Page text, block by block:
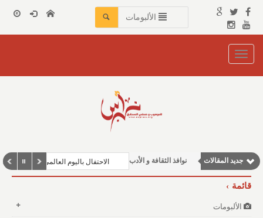
الألبومات
Toggle
navigation
جديد المقالات نوافذ الثقافة و الأدب
مقالات علمية
الاحتفال باليوم العالمي للغة العربية
قائمة
الألبومات